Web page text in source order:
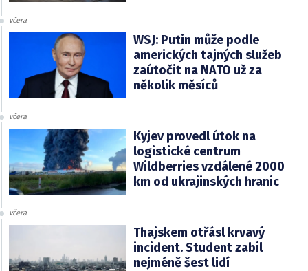
včera
WSJ: Putin může podle
amerických tajných služeb
zaútočit na NATO už za
několik měsíců
včera
Kyjev provedl útok na
logistické centrum
Wildberries vzdálené 2000
km od ukrajinských hranic
včera
Thajskem otřásl krvavý
incident. Student zabil
nejméně šest lidí